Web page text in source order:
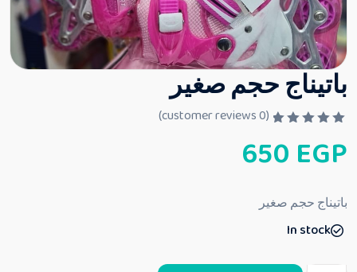
باتيناج حجم صغير
م
ا
ي
م
ن
(
0
650 EGP
باتيناج حجم صغير
In stock